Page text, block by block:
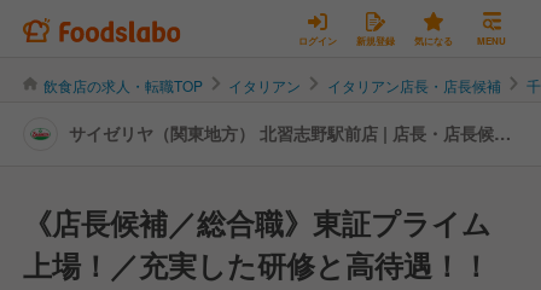
ログイン 新規登録 気になる MENU
飲食店の求人・転職TOP イタリアン イタリアン店長・店長候補
サイゼリヤ（関東地方） 北習志野駅前店 | 店長・店長候補
《店長候補／総合職》東証プライム
上場！／充実した研修と高待遇！！